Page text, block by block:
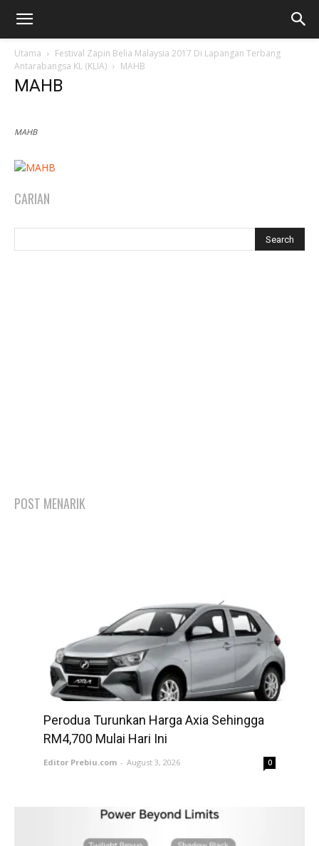
Utama
Festival Zapin Belia Malaysia 2017 Di Lapangan Terbang
Antarabangsa KL (KLIA)
MAHB
MAHB
MAHB
CARIAN
POST MENARIK
Perodua Turunkan Harga Axia Sehingga
RM4,700 Mulai Hari Ini
Editor Prebiu.com - August 3, 2026 0